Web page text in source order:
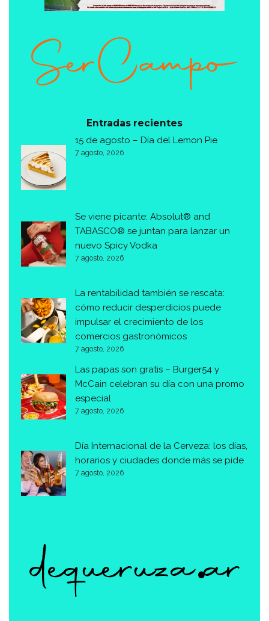
Entradas recientes
15 de agosto – Día del Lemon Pie
7 agosto, 2026
Se viene picante: Absolut® and
TABASCO® se juntan para lanzar un
nuevo Spicy Vodka
7 agosto, 2026
La rentabilidad también se rescata:
cómo reducir desperdicios puede
impulsar el crecimiento de los
comercios gastronómicos
7 agosto, 2026
Las papas son gratis – Burger54 y
McCain celebran su día con una promo
especial
7 agosto, 2026
Día Internacional de la Cerveza: los días,
horarios y ciudades donde más se pide
7 agosto, 2026